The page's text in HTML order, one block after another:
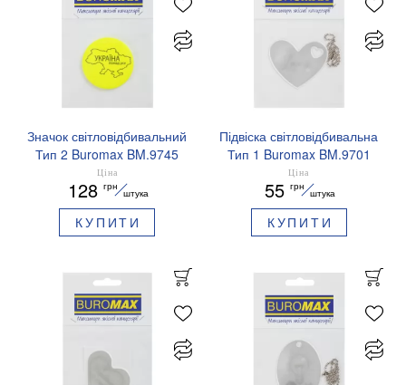
Значок світловідбивальний
Тип 2 Buromax BM.9745
Україна понад усе
Ціна
128 грн
штука
КУПИТИ
Підвіска світловідбивальна
Тип 1 Buromax BM.9701
Серце
Ціна
55 грн
штука
КУПИТИ